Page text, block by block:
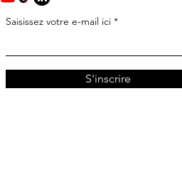
Saisissez votre e-mail ici
S'inscrire